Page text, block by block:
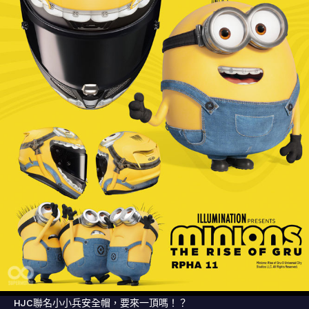
HJC聯名小小兵安全帽，要來一頂嗎！？